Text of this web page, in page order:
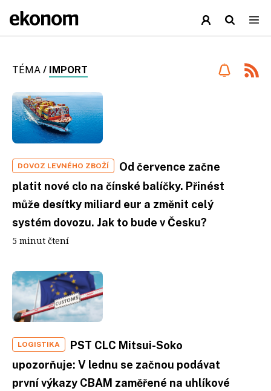
TÉMA / IMPORT
DOVOZ LEVNÉHO ZBOŽÍ
Od července začne
platit nové clo na čínské balíčky. Přinést
může desítky miliard eur a změnit celý
systém dovozu. Jak to bude v Česku?
5 minut čtení
LOGISTIKA
PST CLC Mitsui-Soko
upozorňuje: V lednu se začnou podávat
první výkazy CBAM zaměřené na uhlíkové